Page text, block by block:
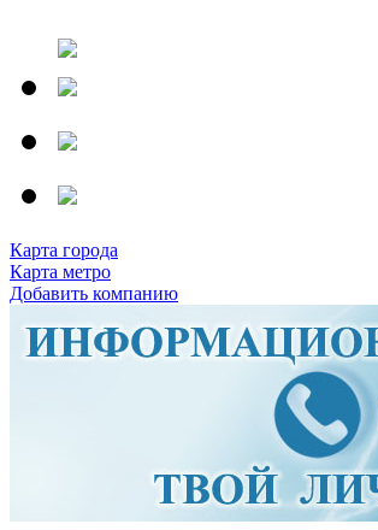
Карта города
Карта метро
Добавить компанию